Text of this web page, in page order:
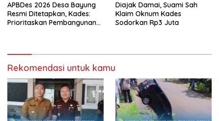
APBDes 2026 Desa Bayung
Resmi Ditetapkan, Kades:
Prioritaskan Pembangunan
Diajak Damai, Suami Sah
Klaim Oknum Kades
Sodorkan Rp3 Juta
Rekomendasi untuk kamu